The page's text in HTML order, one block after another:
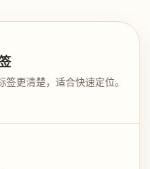
更清楚，适合快速定位。